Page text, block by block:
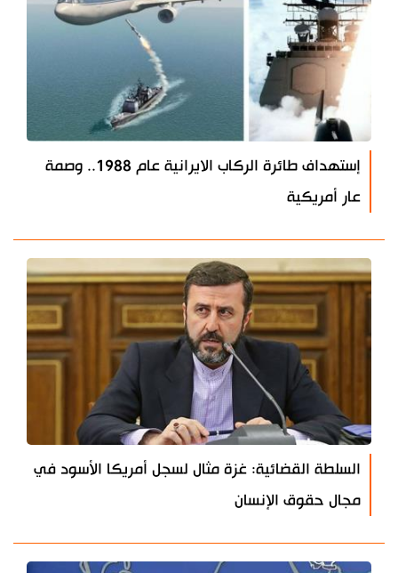
إستهداف طائرة الركاب الايرانية عام 1988.. وصمة
عار أمريكية
السلطة القضائية: غزة مثال لسجل أمريكا الأسود في
مجال حقوق الإنسان